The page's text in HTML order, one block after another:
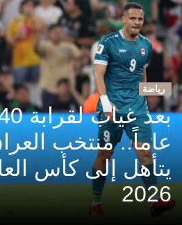
رياضة
بعد غياب
عاماً.. منتخب
يتأهل إلى كأس
2026